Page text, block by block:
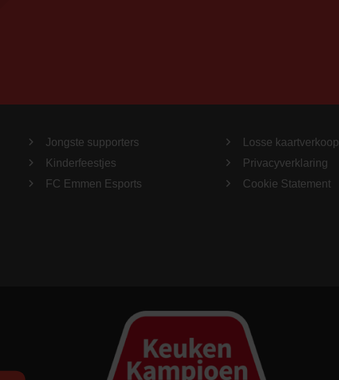
Jongste supporters
Kinderfeestjes
FC Emmen Esports
Losse kaartverkoop
Privacyverklaring
Cookie Statement